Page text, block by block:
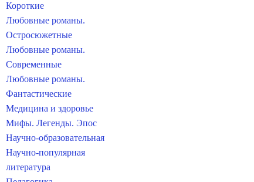
Короткие
Любовные романы.
Остросюжетные
Любовные романы.
Современные
Любовные романы.
Фантастические
Медицина и здоровье
Мифы. Легенды. Эпос
Научно-образовательная
Научно-популярная
литература